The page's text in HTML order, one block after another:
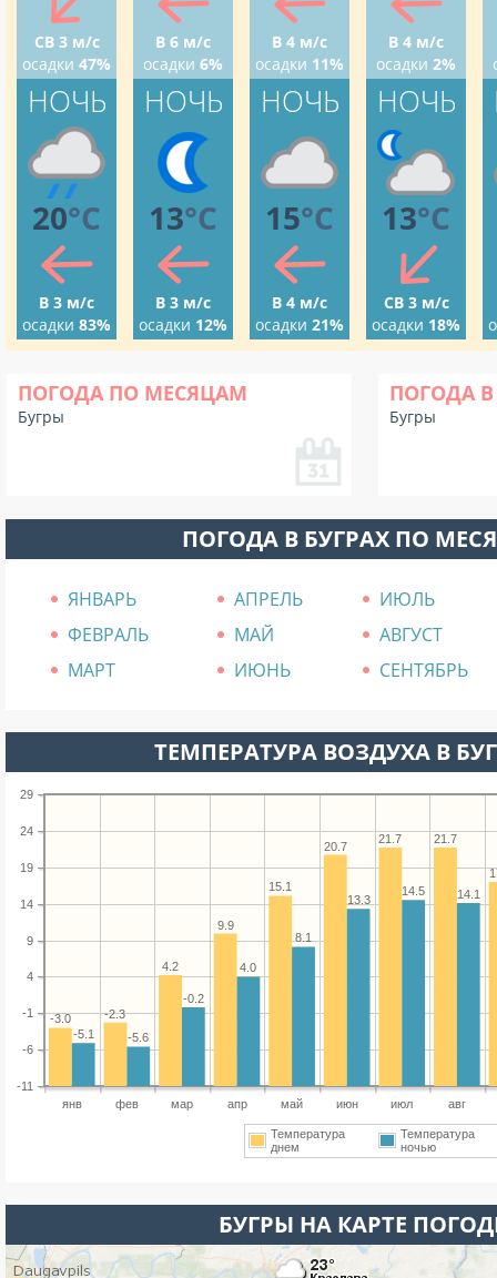
СВ 3 м/с
осадки 47%
НОЧЬ
20°C
В 3 м/с
осадки 83%
В 6 м/с
осадки 6%
НОЧЬ
13°C
В 3 м/с
осадки 12%
В 4 м/с
осадки 11%
НОЧЬ
15°C
В 4 м/с
осадки 21%
В 4 м/с
осадки 2%
НОЧЬ
13°C
СВ 3 м/с
осадки 18%
ПОГОДА ПО МЕСЯЦАМ
Бугры
ПОГОДА В
Бугры
ПОГОДА В БУГРАХ ПО
ЯНВАРЬ АПРЕЛЬ
ИЮЛЬ
ФЕВРАЛЬ
МАЙ
АВГУСТ
МАРТ
ИЮНЬ СЕНТЯБРЬ
ТЕМПЕРАТУРА ВОЗДУХА В
янв фев мар апр май июн июл авг
-11
-6
-1
4
9
14
19
24
29
21.7
21.7
20.7
15.1
9.9
4.2
-2.3
-3.0
14.1
14.5
13.3
8.1
4.0
-0.2
-5.6
-5.1
Температура
днем
Температура
ночью
БУГРЫ НА КАРТЕ